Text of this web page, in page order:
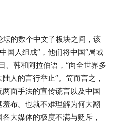
的数个中文子板块之间，该
国人组成”，他们将中国“局域
、韩和阿拉伯语，“向全世界多
人的言行举止”。简而言之，
面手法的宣传谎言以及中国
布。也就不难理解为何大翻
大媒体的极度不满与贬斥，